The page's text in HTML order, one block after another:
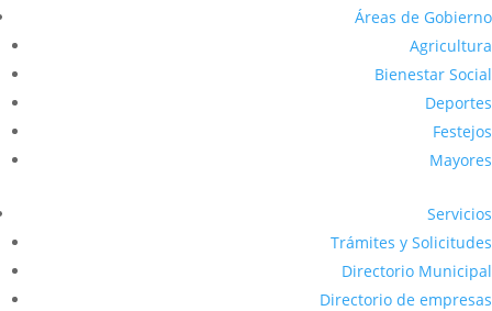
Áreas de Gobierno
Agricultura
Bienestar Social
Deportes
Festejos
Mayores
Servicios
Trámites y Solicitudes
Directorio Municipal
Directorio de empresas